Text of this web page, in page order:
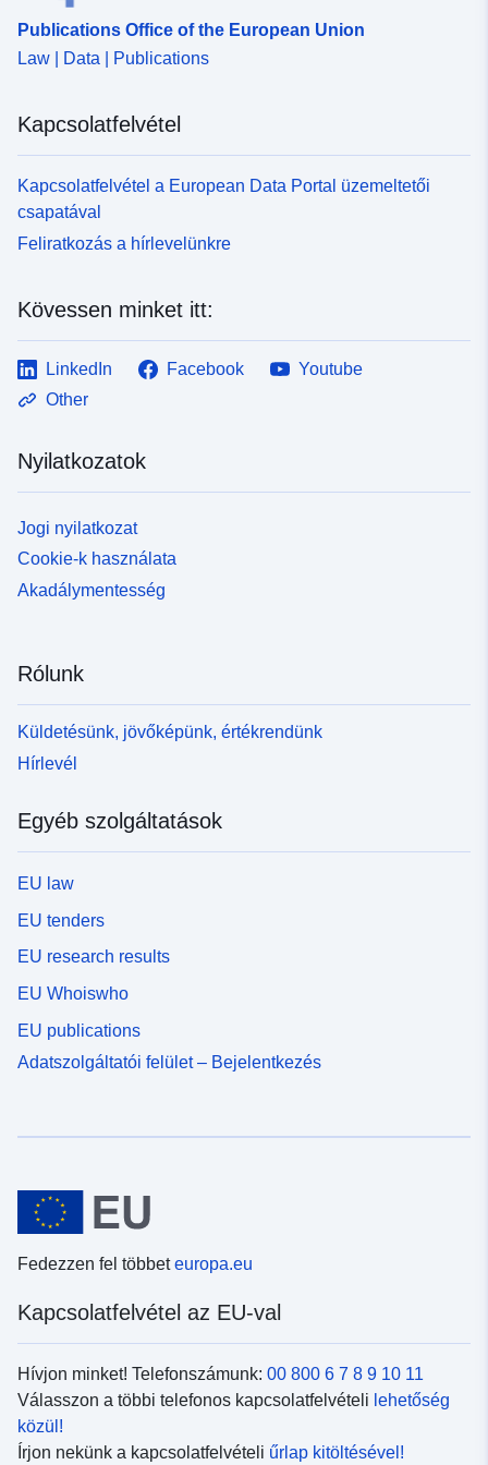
Publications Office of the European Union
Law | Data | Publications
Kapcsolatfelvétel
Kapcsolatfelvétel a European Data Portal üzemeltetői
csapatával
Feliratkozás a hírlevelünkre
Kövessen minket itt:
LinkedIn Facebook
Youtube
Other
Nyilatkozatok
Jogi nyilatkozat
Cookie-k használata
Akadálymentesség
Rólunk
Küldetésünk, jövőképünk, értékrendünk
Hírlevél
Egyéb szolgáltatások
EU law
EU tenders
EU research results
EU Whoiswho
EU publications
Adatszolgáltatói felület – Bejelentkezés
Fedezzen fel többeteuropa.eu
Kapcsolatfelvétel az EU-val
Hívjon minket! Telefonszámunk: 00 800 6 7 8 9 10 11
Válasszon a többi telefonos kapcsolatfelvételi lehetőség
közül!
Írjon nekünk a kapcsolatfelvételi űrlap kitöltésével!